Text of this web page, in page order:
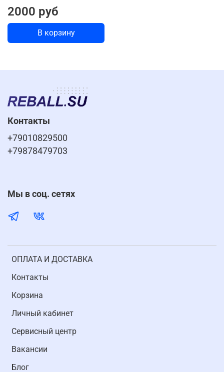
2000 руб
В корзину
ОПЛАТА И ДОСТАВКА
Контакты
Корзина
Личный кабинет
Cервисный центр
Вакансии
Блог
Контакты
+79010829500
+79878479703
Мы в соц. сетях